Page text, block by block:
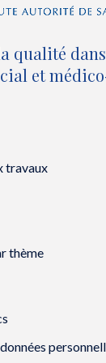
(
n
o
e
e
n
n
o
u
ê
qualité
et
travaux
thème